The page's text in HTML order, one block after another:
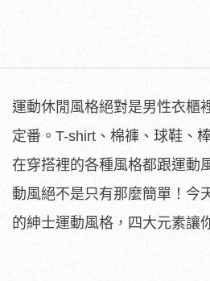
運動休閒風格絕對是男性衣櫃
定番。 T-shirt、 棉褲、 球鞋、
在穿搭裡的各種風格都跟運動
動風絕不是只有那麼簡單！今
的紳士運動風格，四大元素讓